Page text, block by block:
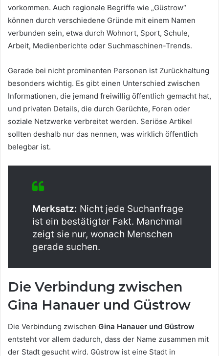
vorkommen. Auch regionale Begriffe wie „Güstrow“
können durch verschiedene Gründe mit einem Namen
verbunden sein, etwa durch Wohnort, Sport, Schule,
Arbeit, Medienberichte oder Suchmaschinen-Trends.
Gerade bei nicht prominenten Personen ist Zurückhaltung
besonders wichtig. Es gibt einen Unterschied zwischen
Informationen, die jemand freiwillig öffentlich gemacht hat,
und privaten Details, die durch Gerüchte, Foren oder
soziale Netzwerke verbreitet werden. Seriöse Artikel
sollten deshalb nur das nennen, was wirklich öffentlich
belegbar ist.
Merksatz: Nicht jede Suchanfrage
ist ein bestätigter Fakt. Manchmal
zeigt sie nur, wonach Menschen
gerade suchen.
Die Verbindung zwischen
Gina Hanauer und Güstrow
Die Verbindung zwischen Gina Hanauer und Güstrow
entsteht vor allem dadurch, dass der Name zusammen mit
der Stadt gesucht wird. Güstrow ist eine Stadt in